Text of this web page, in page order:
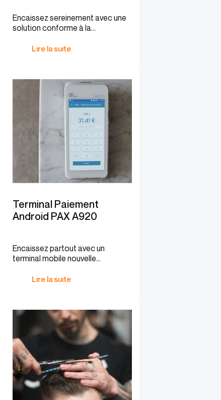
Encaissez sereinement avec une
solution conforme à la
Lire la suite
Terminal Paiement
Android PAX A920
Encaissez partout avec un
terminal mobile nouvelle
Lire la suite